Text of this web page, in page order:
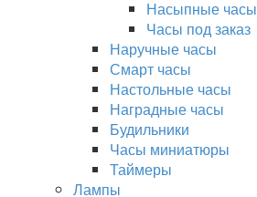
Насыпные часы
Часы под заказ
Наручные часы
Смарт часы
Настольные часы
Наградные часы
Будильники
Часы миниатюры
Таймеры
Лампы